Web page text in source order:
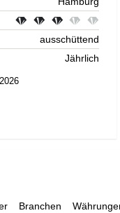
ausschüttend
Jährlich
Branchen